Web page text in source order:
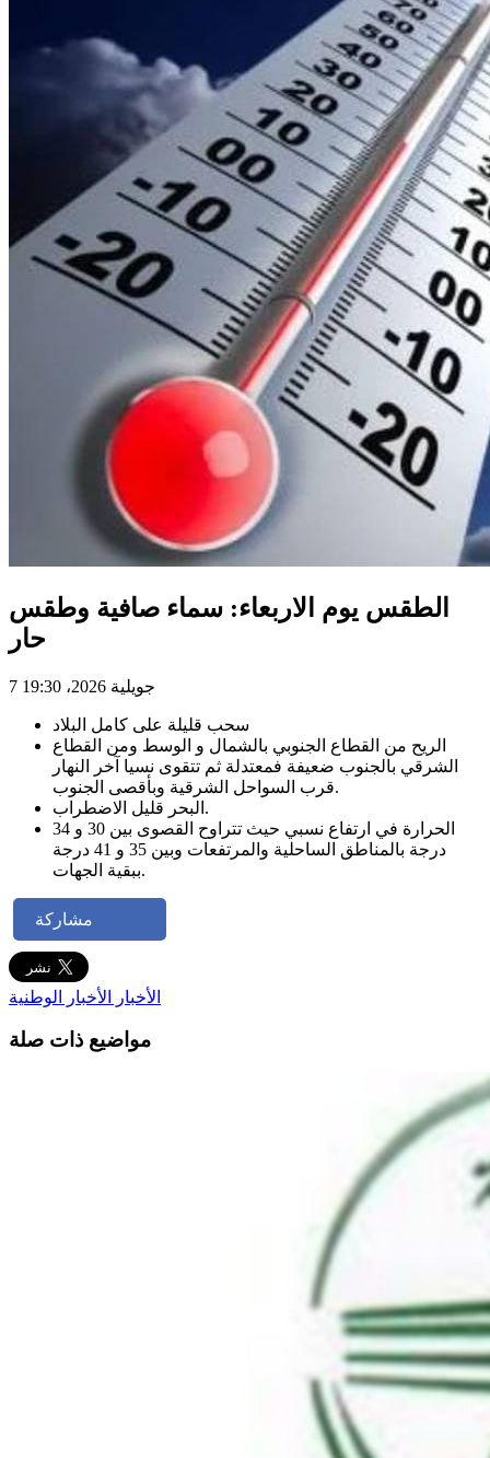
الطقس يوم الاربعاء: سماء صافية وطقس
حار
7 جويلية 2026، 19:30
سحب قليلة على كامل البلاد
الريح من القطاع الجنوبي بالشمال و الوسط ومن القطاع
الشرقي بالجنوب ضعيفة فمعتدلة ثم تتقوى نسيا آخر النهار
قرب السواحل الشرقية وبأقصى الجنوب.
البحر قليل الاضطراب.
الحرارة في ارتفاع نسبي حيث تتراوح القصوى بين 30 و 34
درجة بالمناطق الساحلية والمرتفعات وبين 35 و 41 درجة
ببقية الجهات.
مشاركة
الأخبار الأخبار الوطنية
مواضيع ذات صلة